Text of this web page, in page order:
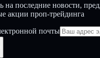
на последние новости,
акции проп-трейдинга
почты